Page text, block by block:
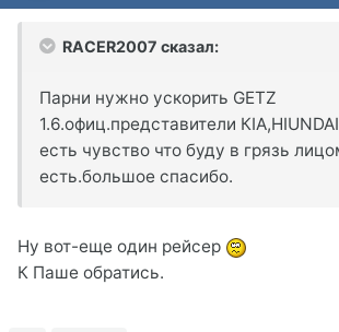
RACER2007 сказал:
Парни нужно ускорить GETZ
1.6.офиц.представители
есть чувство что буду в грязь
есть.большое спасибо.
Ну вот-еще один рейсер
К Паше обратись.